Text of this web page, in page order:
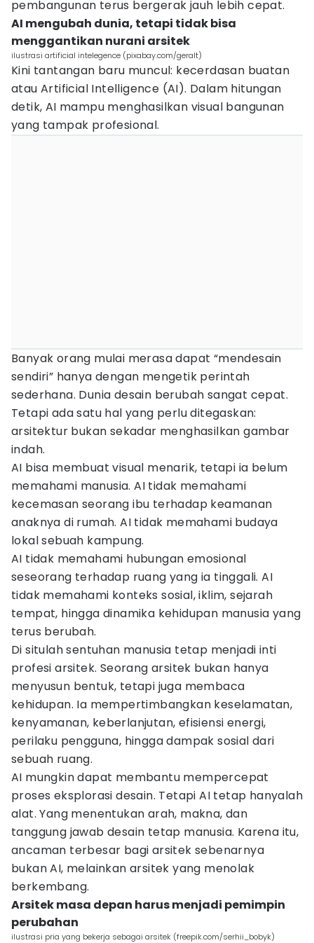
pembangunan terus bergerak jauh lebih cepat.
AI mengubah dunia, tetapi tidak bisa
menggantikan nurani arsitek
ilustrasi artificial intelegence (pixabay.com/geralt)
Kini tantangan baru muncul: kecerdasan buatan
atau Artificial Intelligence (AI). Dalam hitungan
detik, AI mampu menghasilkan visual bangunan
yang tampak profesional.
Banyak orang mulai merasa dapat “mendesain
sendiri” hanya dengan mengetik perintah
sederhana. Dunia desain berubah sangat cepat.
Tetapi ada satu hal yang perlu ditegaskan:
arsitektur bukan sekadar menghasilkan gambar
indah.
AI bisa membuat visual menarik, tetapi ia belum
memahami manusia. AI tidak memahami
kecemasan seorang ibu terhadap keamanan
anaknya di rumah. AI tidak memahami budaya
lokal sebuah kampung.
AI tidak memahami hubungan emosional
seseorang terhadap ruang yang ia tinggali. AI
tidak memahami konteks sosial, iklim, sejarah
tempat, hingga dinamika kehidupan manusia yang
terus berubah.
Di situlah sentuhan manusia tetap menjadi inti
profesi arsitek. Seorang arsitek bukan hanya
menyusun bentuk, tetapi juga membaca
kehidupan. Ia mempertimbangkan keselamatan,
kenyamanan, keberlanjutan, efisiensi energi,
perilaku pengguna, hingga dampak sosial dari
sebuah ruang.
AI mungkin dapat membantu mempercepat
proses eksplorasi desain. Tetapi AI tetap hanyalah
alat. Yang menentukan arah, makna, dan
tanggung jawab desain tetap manusia. Karena itu,
ancaman terbesar bagi arsitek sebenarnya
bukan AI, melainkan arsitek yang menolak
berkembang.
Arsitek masa depan harus menjadi pemimpin
perubahan
ilustrasi pria yang bekerja sebagai arsitek (freepik.com/serhii_bobyk)